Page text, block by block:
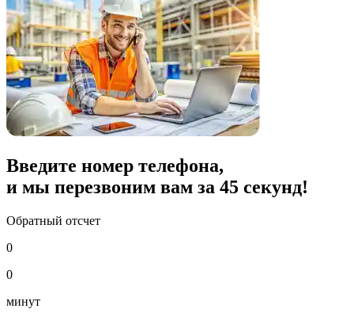
Введите номер телефона,
и мы перезвоним вам за 45 секунд!
Обратный отсчет
0
0
минут